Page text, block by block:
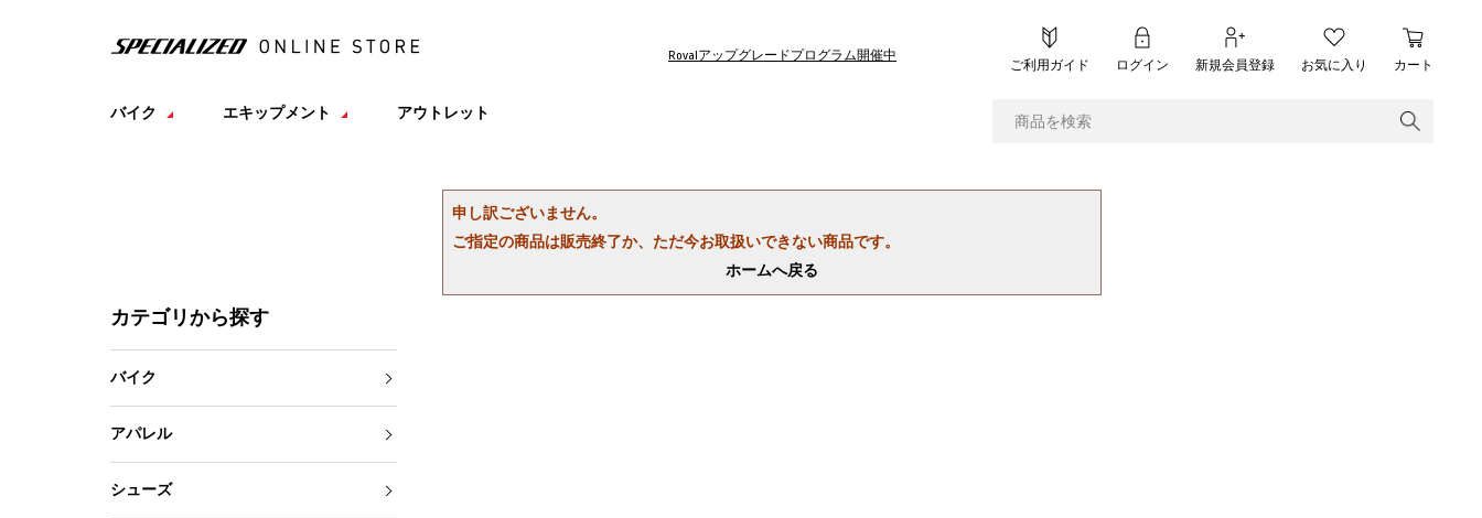
Rovalアップグレードプログラム開催中
ご利用ガイド ログイン 新規会員登録 お気に入り カート
バイク エキップメント アウトレット
申し訳ございません。
ご指定の商品は販売終了か、ただ今お取扱いできない商品です。
ホームへ戻る
カテゴリから探す
バイク
アパレル
シューズ